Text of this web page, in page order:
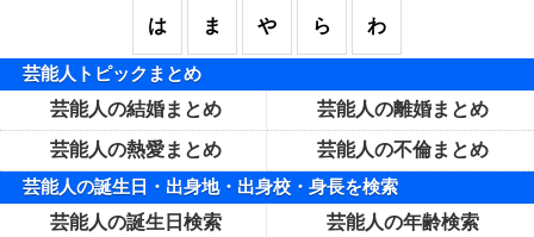
は ま や ら わ
芸能人トピックまとめ
芸能人の結婚まとめ
芸能人の離婚まとめ
芸能人の熱愛まとめ
芸能人の不倫まとめ
芸能人の誕生日・出身地・出身校・身長を検索
芸能人の誕生日検索
芸能人の年齢検索